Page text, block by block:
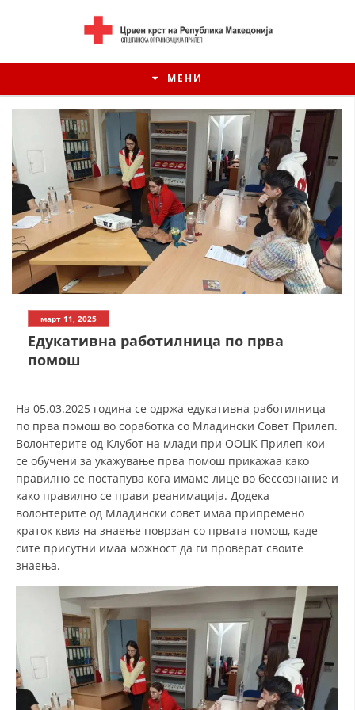
МЕНИ
ИСТОРИЈАТ НА ЦКРСМ
ЧЛЕНСТВО ВО ПРОФЕСИОНАЛНИ ТЕЛА
ЗАКОН ЗА ЦКРМ
СТАТУТ НА ЦКРМ
ОРГАНИЗАЦИЈА И РАЗВОЈ
РАКОВОДЕН ОДБОР
СОБРАНИЕ
СТРУКТУРА И ОРГАНИЗАЦИОНА ПОСТАВЕНОСТ
март 11, 2025
Едукативна работилница по прва
помош
На 05.03.2025 година се одржа едукативна работилница
по прва помош во соработка со Младински Совет Прилеп.
Волонтерите од Клубот на млади при ООЦК Прилеп кои
се обучени за укажување прва помош прикажаа како
правилно се постапува кога имаме лице во бессознание и
како правилно се прави реанимација. Додека
волонтерите од Младински совет имаа припремено
краток квиз на знаење поврзан со првата помош, каде
сите присутни имаа можност да ги проверат своите
знаења.